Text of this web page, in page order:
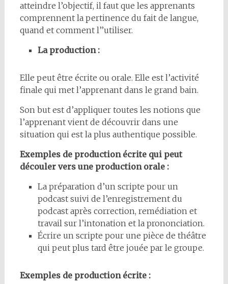
atteindre l’objectif, il faut que les apprenants
comprennent la pertinence du fait de langue,
quand et comment l’’utiliser.
La production :
Elle peut être écrite ou orale. Elle est l’activité
finale qui met l’apprenant dans le grand bain.
Son but est d’appliquer toutes les notions que
l’apprenant vient de découvrir dans une
situation qui est la plus authentique possible.
Exemples de production écrite qui peut
découler vers une production orale :
La préparation d’un scripte pour un
podcast suivi de l’enregistrement du
podcast après correction, remédiation et
travail sur l’intonation et la prononciation.
Écrire un scripte pour une pièce de théâtre
qui peut plus tard être jouée par le groupe.
Exemples de production écrite :